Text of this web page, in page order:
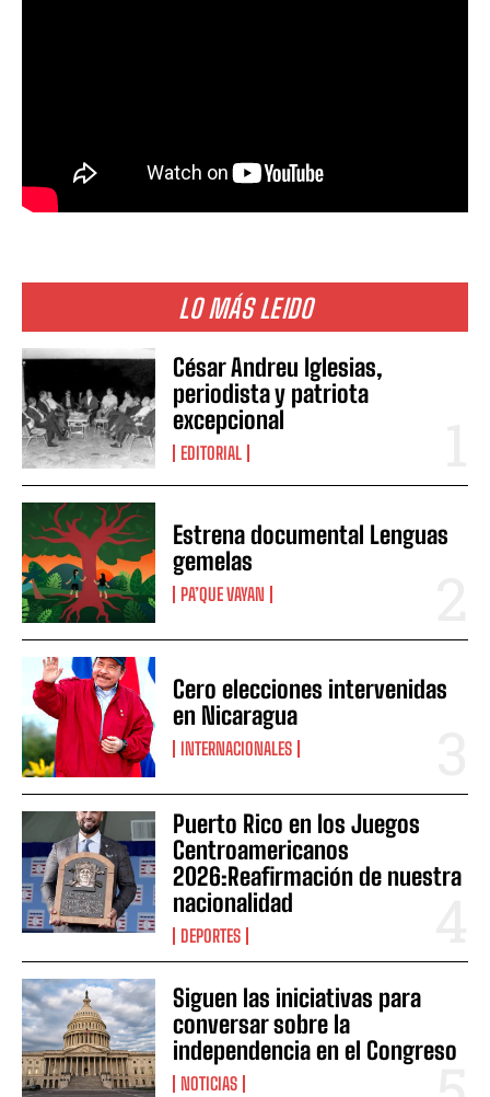
LO MÁS LEIDO
César Andreu Iglesias,
periodista y patriota
excepcional
EDITORIAL
Estrena documental Lenguas
gemelas
PA’QUE VAYAN
Cero elecciones intervenidas
en Nicaragua
INTERNACIONALES
Puerto Rico en los Juegos
Centroamericanos
2026:Reafirmación de nuestra
nacionalidad
DEPORTES
Siguen las iniciativas para
conversar sobre la
independencia en el Congreso
NOTICIAS